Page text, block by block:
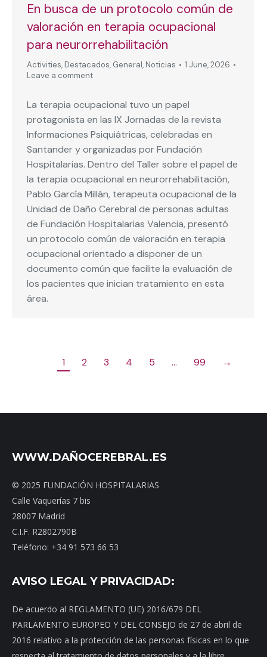
En busca de un protocolo común de
valoración en terapia ocupacional
para neurorrehabilitación
Activities, Destacados, General, Noticias
1 June, 2026
Leave a comment
La terapia ocupacional tuvo un papel
protagonista en las IX Jornadas de la revista
Informaciones Psiquiátricas, celebradas en
Santander y organizadas por Fundación
Hospitalarias. Dentro del Taller sobre el papel de
la terapia ocupacional en neurorrehabilitación,
Pablo García Millán, terapeuta ocupacional de la
Unidad de Daño Cerebral de personas adultas
de Fundación Hospitalarias Valencia, presentó
un protocolo común de valoración en terapia
ocupacional orientado a disponer de un
documento común que facilite la evaluación de
los pacientes que inician tratamiento en esta
área.
1 2 3 4 5 … 99 →
WWW.DAÑOCEREBRAL.ES
© 2025 FUNDACIÓN HOSPITALARIAS
Calle Vaquerías 7 bis
28007 Madrid
C.I.F. R2802790B
Teléfono: +34 91 573 66 53
AVISO LEGAL Y PRIVACIDAD:
De acuerdo al REGLAMENTO (UE) 2016/679 DEL
PARLAMENTO EUROPEO Y DEL CONSEJO de 27 de abril de
2016 relativo a la protección de las personas físicas en lo que